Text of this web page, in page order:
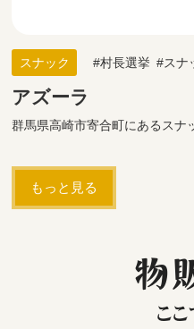
スナック 村長選挙 スナ
アズーラ
群馬県高崎市寄合町にあるスナ
もっと見る
物
こ